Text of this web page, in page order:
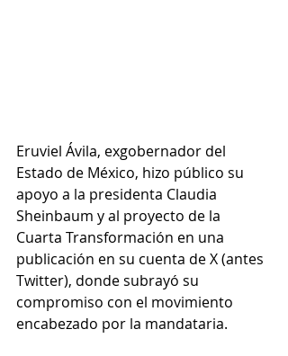
Eruviel Ávila, exgobernador del
Estado de México, hizo público su
apoyo a la presidenta Claudia
Sheinbaum y al proyecto de la
Cuarta Transformación en una
publicación en su cuenta de X (antes
Twitter), donde subrayó su
compromiso con el movimiento
encabezado por la mandataria.